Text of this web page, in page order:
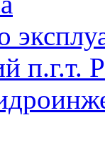
п.г.т.